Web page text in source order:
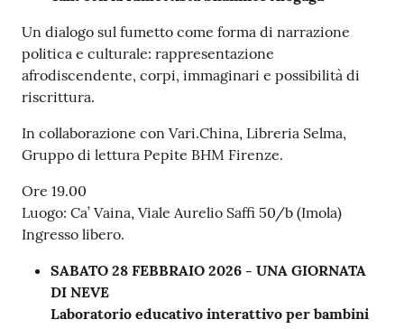
Un dialogo sul fumetto come forma di narrazione
politica e culturale: rappresentazione
afrodiscendente, corpi, immaginari e possibilità di
riscrittura.
In collaborazione con Vari.China, Libreria Selma,
Gruppo di lettura Pepite BHM Firenze.
Ore 19.00
Luogo: Ca’ Vaina, Viale Aurelio Saffi 50/b (Imola)
Ingresso libero.
SABATO 28 FEBBRAIO 2026 - UNA GIORNATA
DI NEVE
Laboratorio educativo interattivo per bambini